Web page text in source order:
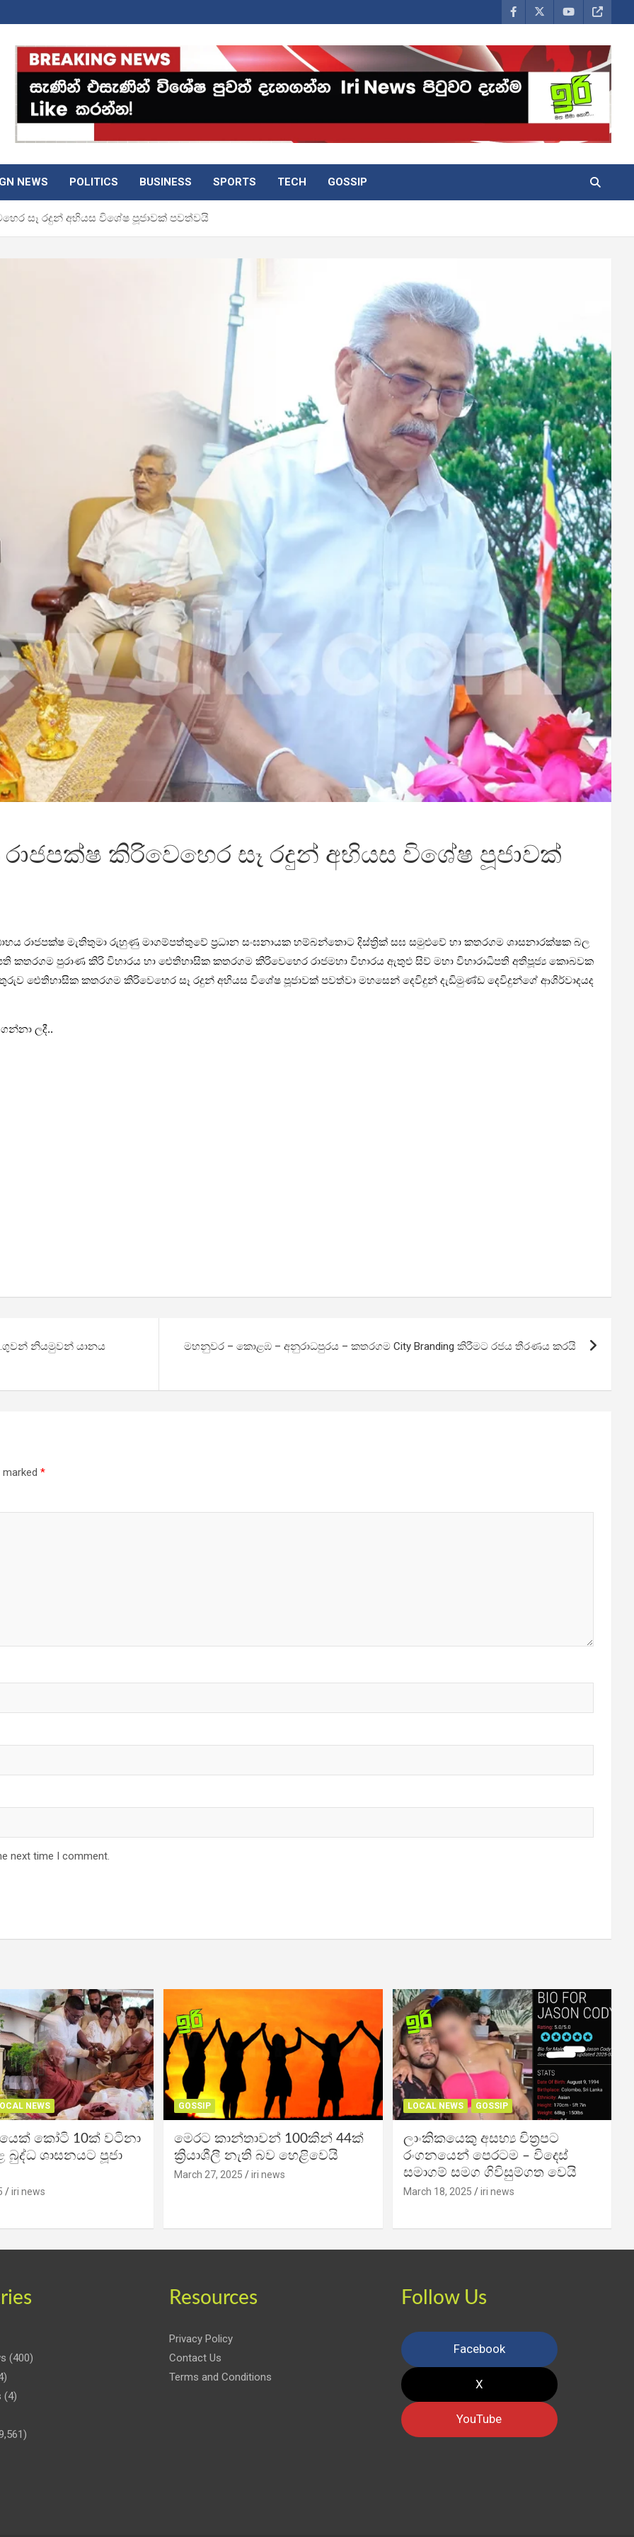
NEWS POLITICS BUSINESS SPORTS TECH GOSSIP
සෑ රදුන් අභියස විශේෂ පූජාවක් පවත්වයි
කිරිවෙහෙර සෑ රදුන් අභියස විශේෂ පූජාවක්
රාජපක්ෂ මැතිතුමා රුහුණු මාගම්පත්තුවේ ප්‍රධාන සංඝනායක හම්බන්තොට දිස්ත්‍රික් සඝ සමුළුවේ හා කතරගම ශාසනාරක්ෂක බල
පුරාණ කිරි විහාරය හා ඓතිහාසික කතරගම කිරිවෙහෙර රාජමහා විහාරය ඇතුළු සිව් මහා විහාරාධිපති අතිපූජ්‍ය කොබවක
ඓතිහාසික කතරගම කිරිවෙහෙර සෑ රදුන් අභියස විශේෂ පූජාවක් පවත්වා මහසෙන් දෙවිදුන් දැඩිමුණ්ඩ දෙවිදුන්ගේ ආශිර්වාදයද
ලදී..
.ගුවන් නියමුවන් යානය
මහනුවර – කොළඹ – අනුරාධපුරය – කතරගම City Branding කිරීමට රජය තීරණය කරයි
marked *
next time I comment.
NEWS
කෝටි 10ක් වටිනා
බුද්ධ ශාසනයට පූජා
iri news
GOSSIP
මෙරට කාන්තාවන් 100කින් 44ක්
ක්‍රියාශීලී නැති බව හෙළිවෙයි
March 27, 2025 iri news
LOCAL NEWS GOSSIP
ලාංකිකයෙකු අසභ්‍ය චිත්‍රපට
රංගනයෙන් පෙරටම – විදෙස්
සමාගම් සමග ගිවිසුම්ගත වෙයි
March 18, 2025 iri news
(400)
(4)
Resources
Privacy Policy
Contact Us
Terms and Conditions
Follow Us
Facebook
X
YouTube